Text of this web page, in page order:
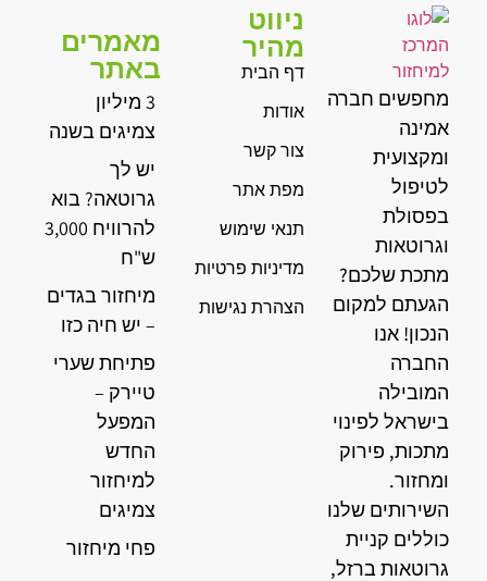
מחפשים חברה
אמינה
ומקצועית
לטיפול
בפסולת
וגרוטאות
מתכת שלכם?
הגעתם למקום
הנכון! אנו
החברה
המובילה
בישראל לפינוי
מתכות, פירוק
ומחזור.
השירותים שלנו
כוללים קניית
גרוטאות ברזל,
ניווט
מהיר
דף הבית
אודות
צור קשר
מפת אתר
תנאי שימוש
מדיניות פרטיות
הצהרת נגישות
מאמרים
באתר
3 מיליון
צמיגים בשנה
יש לך
גרוטאה? בוא
להרוויח 3,000
ש"ח
מיחזור בגדים
– יש חיה כזו
פתיחת שערי
טיירק –
המפעל
החדש
למיחזור
צמיגים
פחי מיחזור